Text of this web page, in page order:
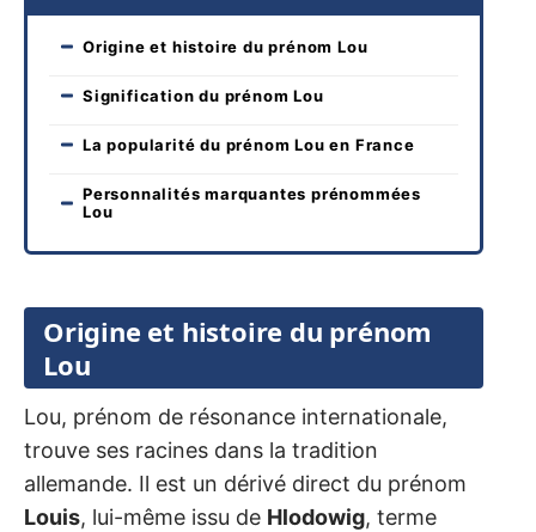
Origine et histoire du prénom Lou
Signification du prénom Lou
La popularité du prénom Lou en France
Personnalités marquantes prénommées
Lou
Origine et histoire du prénom
Lou
Lou, prénom de résonance internationale,
trouve ses racines dans la tradition
allemande. Il est un dérivé direct du prénom
Louis, lui-même issu de Hlodowig, terme